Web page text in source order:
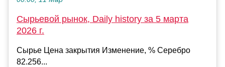
Сырьевой рынок, Daily history за 5 марта
2026 г.
Сырье Цена закрытия Изменение, % Серебро
82.256...